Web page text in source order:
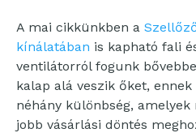
A mai cikkünkben a
kínálatában is kapható fali
ventilátorról fogunk
kalap alá veszik őket,
néhány különbség,
jobb vásárlási döntés